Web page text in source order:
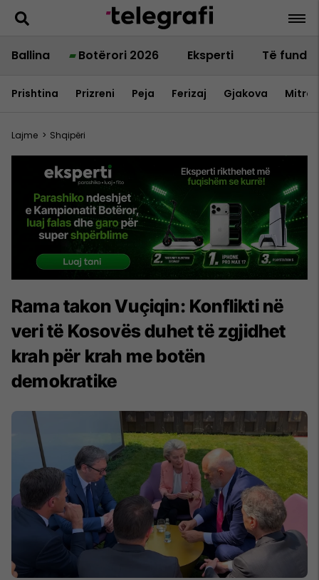
Ballina Botërori 2026 Eksperti Të fundit
Prishtina Prizreni Peja Ferizaj Gjakova
Lajme > Shqipëri
Rama takon Vuçiqin: Konflikti në
veri të Kosovës duhet të zgjidhet
krah për krah me botën
demokratike